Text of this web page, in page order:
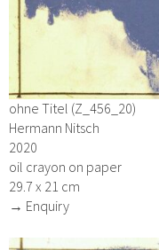
ohne Titel (Z_456_20)
Hermann Nitsch
2020
oil crayon on paper
29.7 x 21 cm
→ Enquiry